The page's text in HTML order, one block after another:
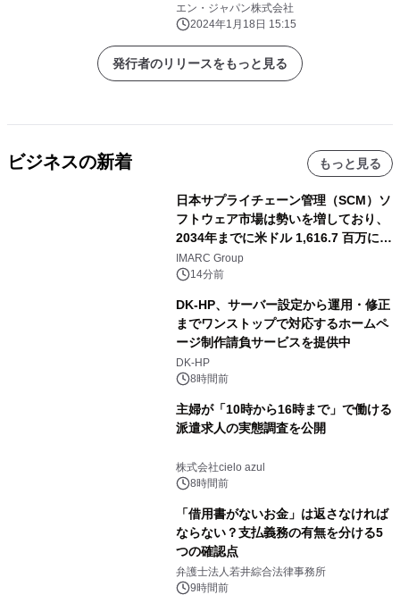
エン・ジャパン株式会社
2024年1月18日 15:15
発行者のリリースをもっと見る
ビジネスの新着 もっと見る
日本サプライチェーン管理（SCM）ソ
フトウェア市場は勢いを増しており、
2034年までに米ドル 1,616.7 百万に達
し、CAGR 3.42%で成長すると予測
IMARC Group
14分前
DK-HP、サーバー設定から運用・修正
までワンストップで対応するホームペ
ージ制作請負サービスを提供中
DK-HP
8時間前
主婦が「10時から16時まで」で働ける
派遣求人の実態調査を公開
株式会社cielo azul
8時間前
「借用書がないお金」は返さなければ
ならない？支払義務の有無を分ける5
つの確認点
弁護士法人若井綜合法律事務所
9時間前